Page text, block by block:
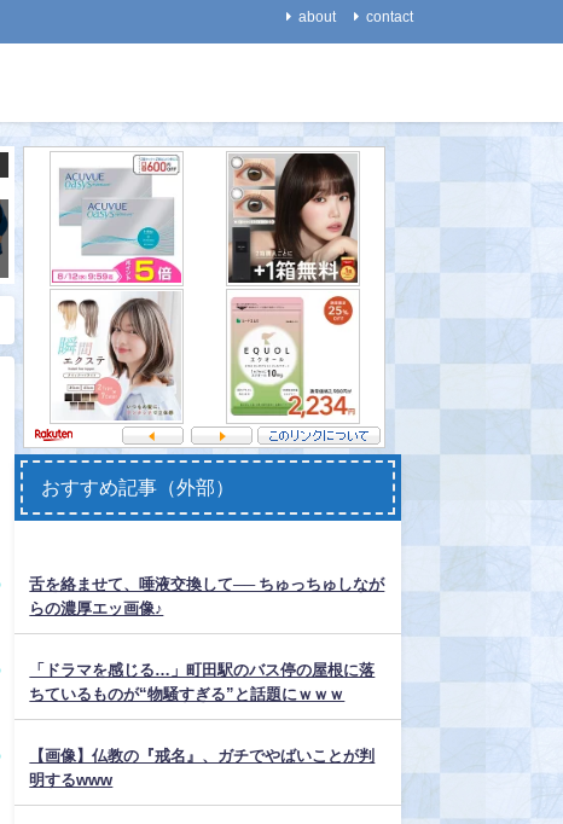
about contact
医療・健康
【科学史】「ワクチン」を
作ったはずの野口英世が黄
熱病で亡くなった理由
2021-08-20
【再生医学】「微小な針を
並べたパッチ」を貼り付け
て、毛を再生する！ ＝ハ
ゲの治療法開発＝
2021-08-15
おすすめ記事（外部）
舌を絡ませて、唾液交換して── ちゅっちゅしなが
らの濃厚エッ画像♪
「ドラマを感じる…」町田駅のバス停の屋根に落
ちているものが“物騒すぎる”と話題にｗｗｗ
【画像】仏教の『戒名』、ガチでやばいことが判
明するwww